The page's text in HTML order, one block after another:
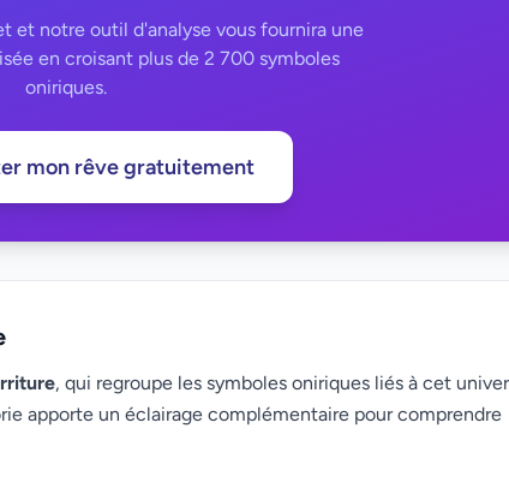
et notre outil d'analyse vous fournira une
en croisant plus de 2 700 symboles
oniriques.
mon rêve gratuitement
, qui regroupe les symboles oniriques liés à cet
apporte un éclairage complémentaire pour comprendre